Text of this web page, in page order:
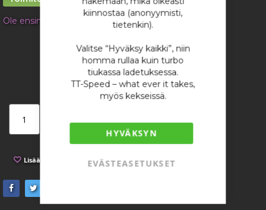
kiinnostaa (anonyymisti,
tietenkin).
Valitse “Hyväksy kaikki”, niin
homma rullaa kuin turbo
tiukassa ladetuksessa.
TT-Speed – what ever it takes,
myös kekseissä.
HYVÄKSYN
EVÄSTEASETUKSET
Ole ensimmäinen tuotteen arvostelija
/ kappale
1 819,75 €
Lisää ostoskoriin
Lisää toivelistaan Lisää vertailuun